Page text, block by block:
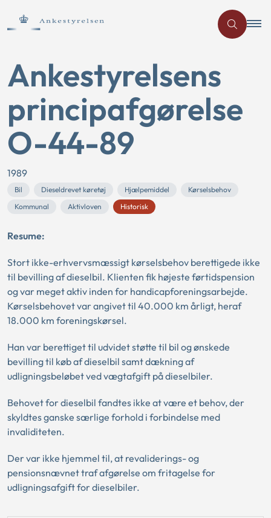
Ankestyrelsens
principafgørelse
O-44-89
1989
Bil Dieseldrevet køretøj Hjælpemiddel
Kørselsbehov
Kommunal
Aktivloven Historisk
Resume:
Stort ikke-erhvervsmæssigt kørselsbehov berettigede ikke
til bevilling af dieselbil. Klienten fik højeste førtidspension
og var meget aktiv inden for handicapforeningsarbejde.
Kørselsbehovet var angivet til 40.000 km årligt, heraf
18.000 km foreningskørsel.
Han var berettiget til udvidet støtte til bil og ønskede
bevilling til køb af dieselbil samt dækning af
udligningsbeløbet ved vægtafgift på dieselbiler.
Behovet for dieselbil fandtes ikke at være et behov, der
skyldtes ganske særlige forhold i forbindelse med
invaliditeten.
Der var ikke hjemmel til, at revaliderings- og
pensionsnævnet traf afgørelse om fritagelse for
udligningsafgift for dieselbiler.